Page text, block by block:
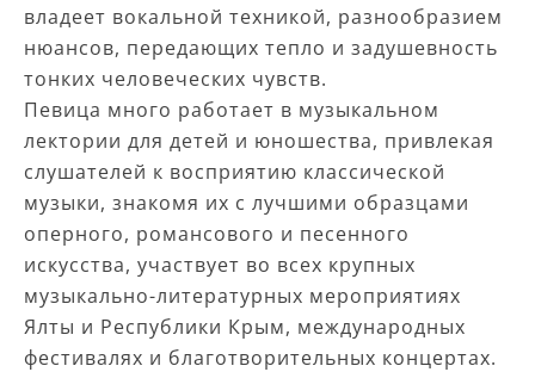
владеет вокальной техникой, разнообразием
нюансов, передающих тепло и задушевность
тонких человеческих чувств.
Певица много работает в музыкальном
лектории для детей и юношества, привлекая
слушателей к восприятию классической
музыки, знакомя их с лучшими образцами
оперного, романсового и песенного
искусства, участвует во всех крупных
музыкально-литературных мероприятиях
Ялты и Республики Крым, международных
фестивалях и благотворительных концертах.